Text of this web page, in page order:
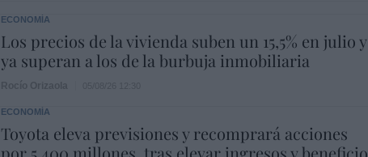
ECONOMÍA
Los precios de la vivienda suben un 15,5% en julio y
ya superan a los de la burbuja inmobiliaria
ECONOMÍA
Toyota eleva previsiones y recomprará acciones
por 5.400 millones, tras elevar ingresos y beneficio